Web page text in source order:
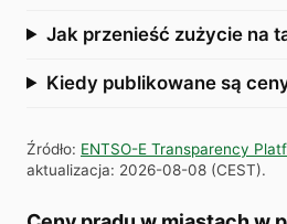
Jak przenieść zużycie na
Kiedy publikowane są
Źródło: ENTSO-E Transparency
aktualizacja: 2026-08-08 (CEST).